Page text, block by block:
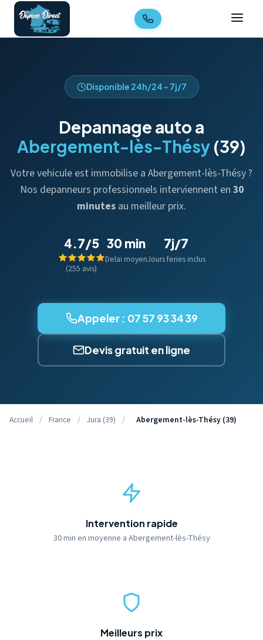
Disponible 24h/24 - 7j/7
Depannage auto a
Abergement-lès-Thésy (39)
Votre vehicule est immobilise a Abergement-lès-Thésy ?
Nos depanneurs professionnels interviennent en 30
minutes au meilleur prix.
4.7/5
(255 avis)
30 min
Delai moyen
7j/7
Jours feries inclus
Appeler : 07 57 93 34 39
Devis gratuit en ligne
Accueil / France / Jura (39) / Abergement-lès-Thésy (39)
Intervention rapide
30 min en moyenne a Abergement-lès-Thésy
Meilleurs prix